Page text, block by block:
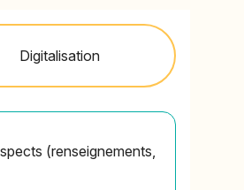
Digitalisation
(renseignements,